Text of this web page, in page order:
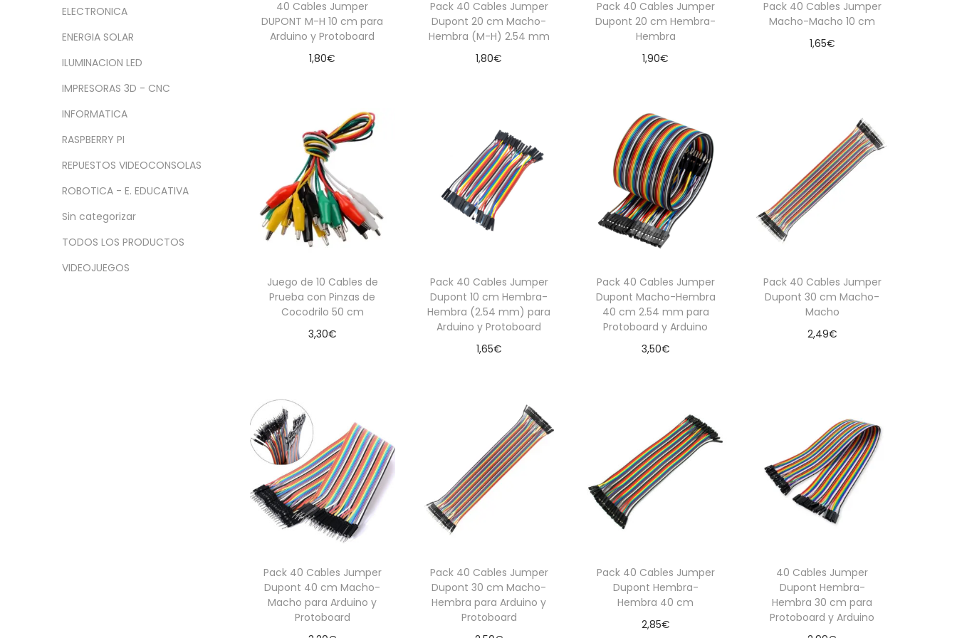
i
ó
o
40 Cables Jumper
DUPONT M-H 10 cm para
Arduino y Protoboard
1,80€
Pack 40 Cables Jumper
Dupont 20 cm Macho-
Hembra (M-H) 2.54 mm
1,80€
Pack 40 Cables Jumper
Dupont 20 cm Hembra-
Hembra
1,90€
Pack 40 Cables Jumper
Macho-Macho 10 cm
1,65€
Juego de 10 Cables de
Prueba con Pinzas de
Cocodrilo 50 cm
3,30€
Pack 40 Cables Jumper
Dupont 10 cm Hembra-
Hembra (2.54 mm) para
Arduino y Protoboard
1,65€
Pack 40 Cables Jumper
Dupont Macho-Hembra
40 cm 2.54 mm para
Protoboard y Arduino
3,50€
Pack 40 Cables Jumper
Dupont 30 cm Macho-
Macho
2,49€
Pack 40 Cables Jumper
Dupont 40 cm Macho-
Macho para Arduino y
Protoboard
Pack 40 Cables Jumper
Dupont 30 cm Macho-
Hembra para Arduino y
Protoboard
Pack 40 Cables Jumper
Dupont Hembra-
Hembra 40 cm
2,85€
40 Cables Jumper
Dupont Hembra-
Hembra 30 cm para
Protoboard y Arduino
m
o
m
o
ELECTRONICA
ENERGIA SOLAR
ILUMINACION LED
IMPRESORAS 3D - CNC
INFORMATICA
RASPBERRY PI
REPUESTOS VIDEOCONSOLAS
ROBOTICA - E. EDUCATIVA
Sin categorizar
TODOS LOS PRODUCTOS
VIDEOJUEGOS